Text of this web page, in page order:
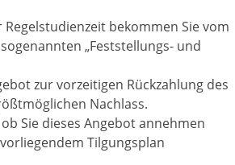
Regelstudienzeit bekommen Sie vom
„Feststellungs- und
zur vorzeitigen Rückzahlung des
Nachlass.
Sie dieses Angebot annehmen
Tilgungsplan